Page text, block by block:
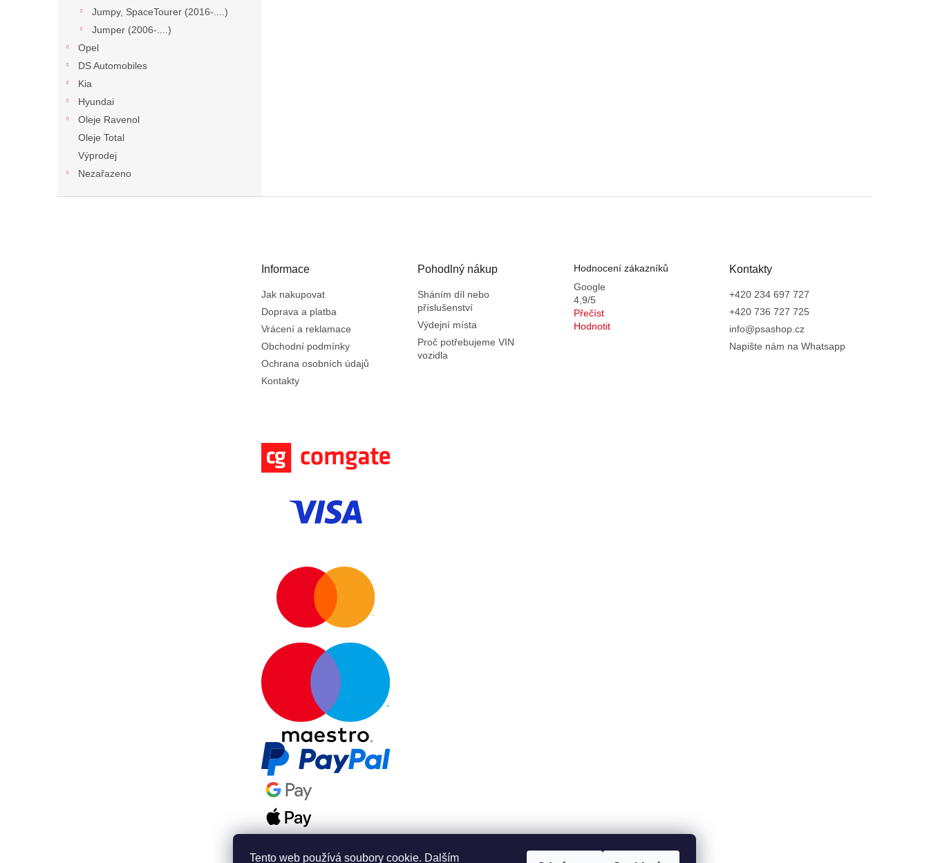
Tento web používá soubory cookie. Dalším
Jumpy, SpaceTourer (2016-....)
Jumper (2006-....)
Opel
DS Automobiles
Kia
Hyundai
Oleje Ravenol
Oleje Total
Výprodej
Nezařazeno
Informace
Jak nakupovat
Doprava a platba
Vrácení a reklamace
Obchodní podmínky
Ochrana osobních údajů
Kontakty
Pohodlný nákup
Sháním díl nebo
příslušenství
Výdejní místa
Proč potřebujeme VIN
vozidla
Hodnocení zákazníků
Google
4,9/5
Přečíst
Hodnotit
Kontakty
+420 234 697 727
+420 736 727 725
info@psashop.cz
Napište nám na Whatsapp